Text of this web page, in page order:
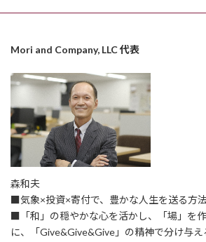
Mori and Company, LLC 代表
森和夫
■気象×投資×寄付で、豊かな人生を送る方法
■「和」の穏やかな心を活かし、「場」を
に、「Give&Give&Give」の精神で分け与